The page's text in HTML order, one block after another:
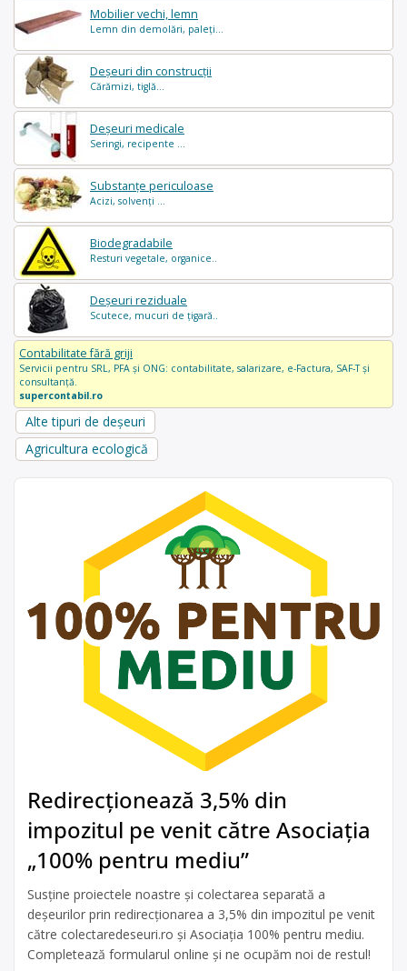
Mobilier vechi, lemn
Lemn din demolări, paleți...
Deșeuri din construcții
Cărămizi, tiglă...
Deșeuri medicale
Seringi, recipente ...
Substanțe periculoase
Acizi, solvenți ...
Biodegradabile
Resturi vegetale, organice..
Deșeuri reziduale
Scutece, mucuri de țigară..
Contabilitate fără griji
Servicii pentru SRL, PFA și ONG: contabilitate, salarizare, e-Factura, SAF-T și
consultanță.
supercontabil.ro
Alte tipuri de deșeuri
Agricultura ecologică
Redirecționează 3,5% din
impozitul pe venit către Asociația
„100% pentru mediu”
Susține proiectele noastre și colectarea separată a
deșeurilor prin redirecționarea a 3,5% din impozitul pe venit
către colectaredeseuri.ro și Asociația 100% pentru mediu.
Completează formularul online și ne ocupăm noi de restul!